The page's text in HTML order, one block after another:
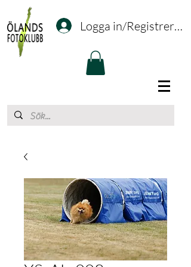
Logga in/Registrering